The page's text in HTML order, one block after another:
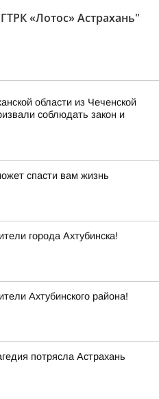
«Лотос» Астрахань"
области из Чеченской
соблюдать закон и
спасти вам жизнь
города Ахтубинска!
Ахтубинского района!
потрясла Астрахань